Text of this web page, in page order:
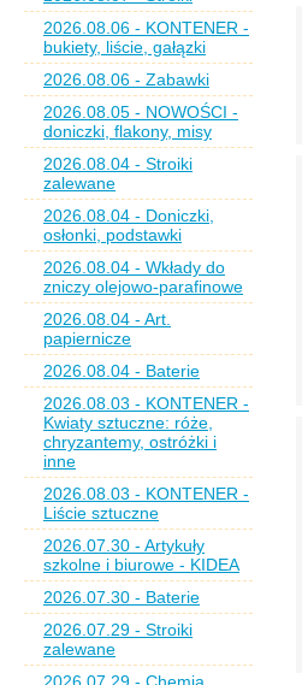
2026.08.06 - KONTENER -
bukiety, liście, gałązki
2026.08.06 - Zabawki
2026.08.05 - NOWOŚCI -
doniczki, flakony, misy
2026.08.04 - Stroiki
zalewane
2026.08.04 - Doniczki,
osłonki, podstawki
2026.08.04 - Wkłady do
zniczy olejowo-parafinowe
2026.08.04 - Art.
papiernicze
2026.08.04 - Baterie
2026.08.03 - KONTENER -
Kwiaty sztuczne: róże,
chryzantemy, ostróżki i
inne
2026.08.03 - KONTENER -
Liście sztuczne
2026.07.30 - Artykuły
szkolne i biurowe - KIDEA
2026.07.30 - Baterie
2026.07.29 - Stroiki
zalewane